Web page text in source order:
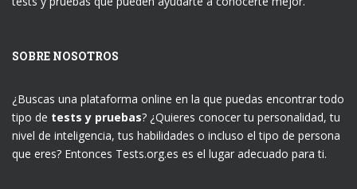
SOBRE NOSOTROS
¿Buscas una plataforma online en la que puedas encontrar todo
tipo de tests y pruebas? ¿Quieres conocer tu personalidad, tu
nivel de inteligencia, tus habilidades o incluso el tipo de persona
que eres? Entonces Tests.org.es es el lugar adecuado para ti.